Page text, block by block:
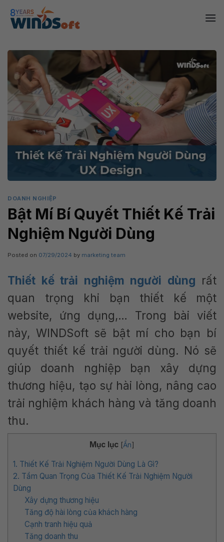
content
DOANH NGHIỆP
Bật Mí Bí Quyết Thiết Kế Trải
Nghiệm Người Dùng
Posted on 07/29/2024 by marketing team
Thiết kế trải nghiệm người dùng rất
quan trọng khi bạn thiết kế một
website, ứng dụng,… Trong bài viết
này, WINDSoft sẽ bật mí cho bạn bí
quyết thiết kế trải người dùng. Nó sẽ
giúp doanh nghiệp bạn xây dựng
thương hiệu, tạo sự hài lòng, nâng cao
trải nghiệm khách hàng và tăng doanh
thu.
Mục lục [Ẩn]
1. Thiết Kế Trải Nghiệm Người Dùng Là Gì?
2. Tầm Quan Trọng Của Thiết Kế Trải Nghiệm Người
Dùng
Xây dựng thương hiệu
Tăng độ hài lòng của khách hàng
Cạnh tranh hiệu quả
Tăng doanh thu